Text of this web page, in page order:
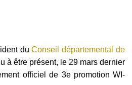
duConseil départemental de
à être présent, le 29 mars dernier
officiel de 3e promotion WI-